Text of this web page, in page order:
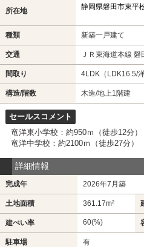
所在地 静岡県磐田市東平
種類 新築一戸建て
交通 ＪＲ東海道本線
間取り 4LDK（LDK16.5/
構造/階数 木造/地上1階建
セールスコメント
竜洋東小学校：約950ｍ（徒歩12分）
竜洋中学校：約2100ｍ（徒歩27分）
詳細情報
完成年 2026年7月築
土地面積 361.17m²
建ぺい率 60(%)
駐車場 有